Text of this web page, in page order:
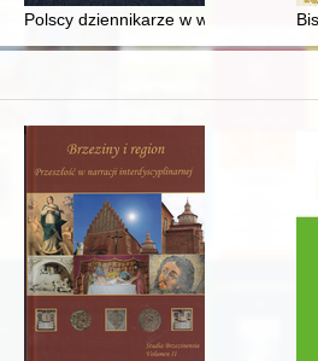
w pierwszej poł. XIX w
Polscy dziennikarze w wisłoujskiej